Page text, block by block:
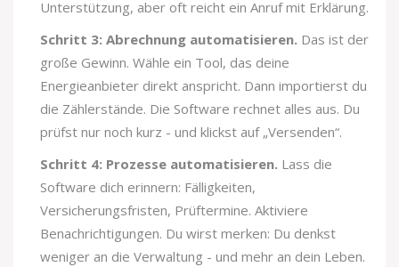
Unterstützung, aber oft reicht ein Anruf mit Erklärung.
Schritt 3: Abrechnung automatisieren. Das ist der
große Gewinn. Wähle ein Tool, das deine
Energieanbieter direkt anspricht. Dann importierst du
die Zählerstände. Die Software rechnet alles aus. Du
prüfst nur noch kurz - und klickst auf „Versenden“.
Schritt 4: Prozesse automatisieren. Lass die
Software dich erinnern: Fälligkeiten,
Versicherungsfristen, Prüftermine. Aktiviere
Benachrichtigungen. Du wirst merken: Du denkst
weniger an die Verwaltung - und mehr an dein Leben.